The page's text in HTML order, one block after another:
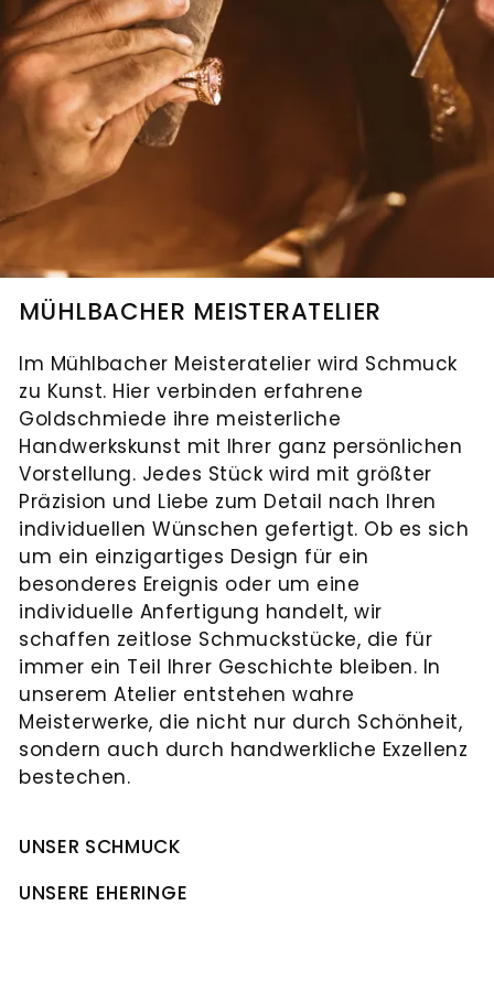
MÜHLBACHER MEISTERATELIER
Im Mühlbacher Meisteratelier wird Schmuck
zu Kunst. Hier verbinden erfahrene
Goldschmiede ihre meisterliche
Handwerkskunst mit Ihrer ganz persönlichen
Vorstellung. Jedes Stück wird mit größter
Präzision und Liebe zum Detail nach Ihren
individuellen Wünschen gefertigt. Ob es sich
um ein einzigartiges Design für ein
besonderes Ereignis oder um eine
individuelle Anfertigung handelt, wir
schaffen zeitlose Schmuckstücke, die für
immer ein Teil Ihrer Geschichte bleiben. In
unserem Atelier entstehen wahre
Meisterwerke, die nicht nur durch Schönheit,
sondern auch durch handwerkliche Exzellenz
bestechen.
UNSER SCHMUCK
UNSERE EHERINGE